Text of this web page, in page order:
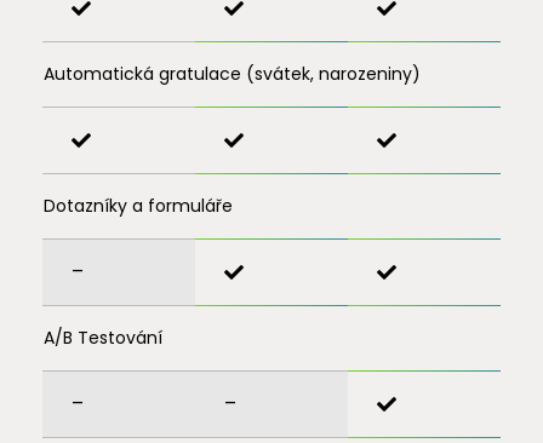
Automatická gratulace (svátek, narozeniny)
Dotazníky a formuláře
–
A/B Testování
– –